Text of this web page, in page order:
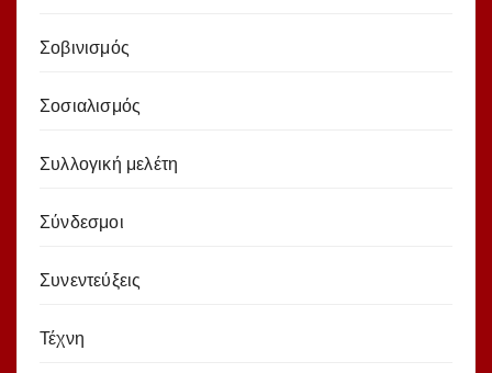
Σοβινισμός
Σοσιαλισμός
Συλλογική μελέτη
Σύνδεσμοι
Συνεντεύξεις
Τέχνη